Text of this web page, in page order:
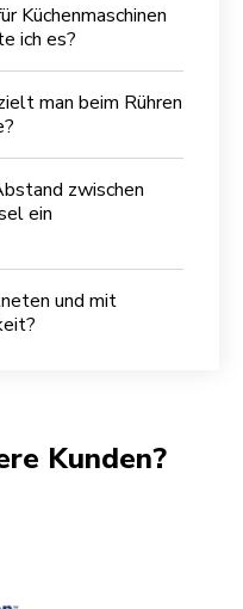
Küchenmaschinen
ich es?
man beim Rühren
zwischen
ein
und mit
Kunden?